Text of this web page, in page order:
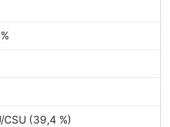
CSU (39,4 %)